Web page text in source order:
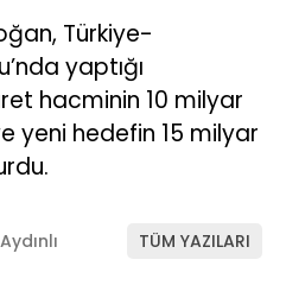
Türkiye-
yaptığı
hacminin 10 milyar
yeni hedefin 15 milyar
TÜM YAZILARI